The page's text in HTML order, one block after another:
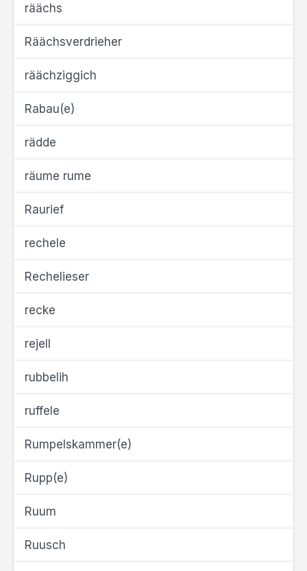
räächs
Räächsverdrieher
räächziggich
Rabau(e)
rädde
räume rume
Raurief
rechele
Rechelieser
recke
rejell
rubbelih
ruffele
Rumpelskammer(e)
Rupp(e)
Ruum
Ruusch